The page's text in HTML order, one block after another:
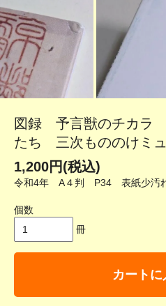
図録 予言獣のチカラ
たち 三次もののけミ
1,200円(税込)
令和4年 A４判 P34 表紙少汚れ
個数
冊
カートに